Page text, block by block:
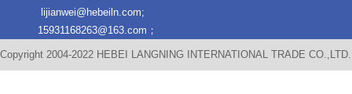
lijianwei@hebeiln.com;
15931168263@163.com；
Copyright 2004-2022 HEBEI LANGNING INTERNATIONAL TRADE